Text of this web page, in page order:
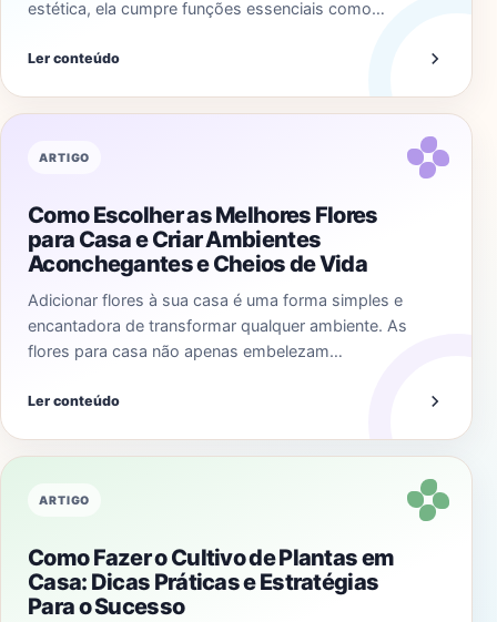
estética, ela cumpre funções essenciais como…
Ler conteúdo
ARTIGO
Como Escolher as Melhores Flores
para Casa e Criar Ambientes
Aconchegantes e Cheios de Vida
Adicionar flores à sua casa é uma forma simples e
encantadora de transformar qualquer ambiente. As
flores para casa não apenas embelezam…
Ler conteúdo
ARTIGO
Como Fazer o Cultivo de Plantas em
Casa: Dicas Práticas e Estratégias
Para o Sucesso